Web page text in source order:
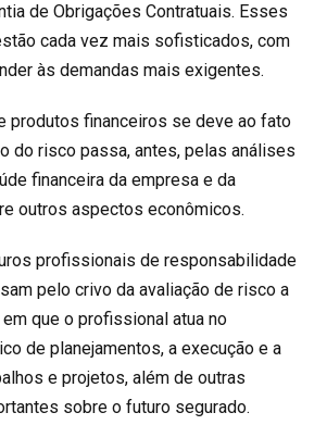
de Obrigações Contratuais. Esses
cada vez mais sofisticados, com
às demandas mais exigentes.
produtos financeiros se deve ao fato
do risco passa, antes, pelas análises
financeira da empresa e da
outros aspectos econômicos.
profissionais de responsabilidade
pelo crivo da avaliação de risco a
que o profissional atua no
de planejamentos, a execução e a
e projetos, além de outras
sobre o futuro segurado.